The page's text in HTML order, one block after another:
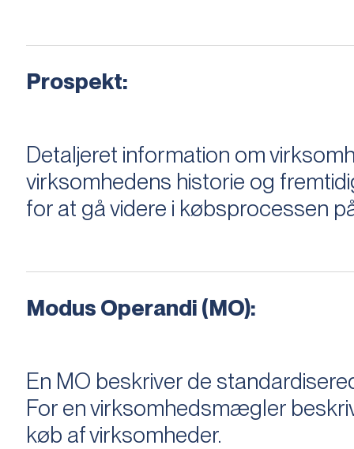
Prospekt:
Detaljeret information om
virksomhedens historie og
for at gå videre i købsprocessen
Modus Operandi (MO):
En MO beskriver de
For en virksomhedsmægler
køb af virksomheder.